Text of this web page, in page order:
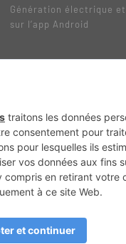
Génération électrique
sur l’app Android
FullAttack MX2K Enduro Mag
Depuis